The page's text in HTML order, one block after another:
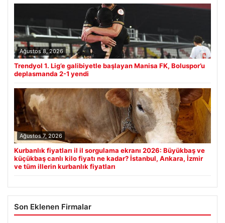
Ağustos 8, 2026
Trendyol 1. Lig’e galibiyetle başlayan Manisa FK, Boluspor’u
deplasmanda 2-1 yendi
Ağustos 7, 2026
Kurbanlık fiyatları il il sorgulama ekranı 2026: Büyükbaş ve
küçükbaş canlı kilo fiyatı ne kadar? İstanbul, Ankara, İzmir
ve tüm illerin kurbanlık fiyatları
Son Eklenen Firmalar